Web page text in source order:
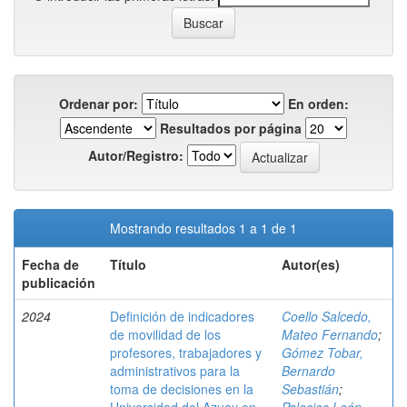
Ordenar por:
En orden:
Resultados por página
Autor/Registro:
Mostrando resultados 1 a 1 de 1
Fecha de
publicación
Título Autor(es)
2024
Definición de indicadores
de movilidad de los
profesores, trabajadores y
administrativos para la
toma de decisiones en la
Coello Salcedo,
Mateo Fernando;
Gómez Tobar,
Bernardo
Sebastián;